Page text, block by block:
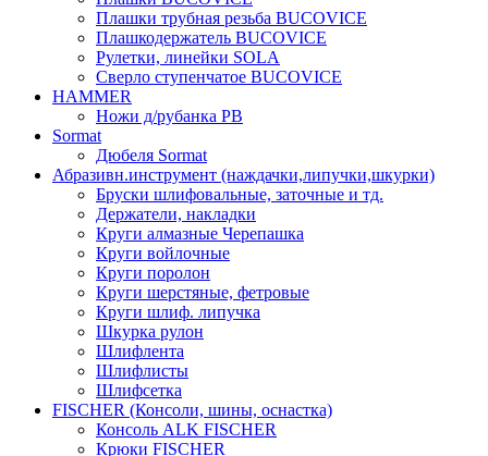
Плашки трубная резьба BUCOVICE
Плашкодержатель BUCOVICE
Рулетки, линейки SOLA
Сверло ступенчатое BUCOVICE
HAMMER
Ножи д/рубанка РВ
Sormat
Дюбеля Sormat
Абразивн.инструмент (наждачки,липучки,шкурки)
Бруски шлифовальные, заточные и тд.
Держатели, накладки
Круги алмазные Черепашка
Круги войлочные
Круги поролон
Круги шерстяные, фетровые
Круги шлиф. липучка
Шкурка рулон
Шлифлента
Шлифлисты
Шлифсетка
FISCHER (Консоли, шины, оснастка)
Консоль ALK FISCHER
Крюки FISCHER